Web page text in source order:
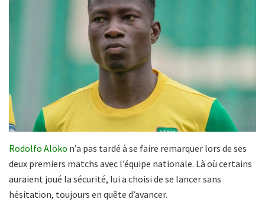
Rodolfo Aloko n’a pas tardé à se faire remarquer lors de ses
deux premiers matchs avec l’équipe nationale. Là où certains
auraient joué la sécurité, lui a choisi de se lancer sans
hésitation, toujours en quête d’avancer.